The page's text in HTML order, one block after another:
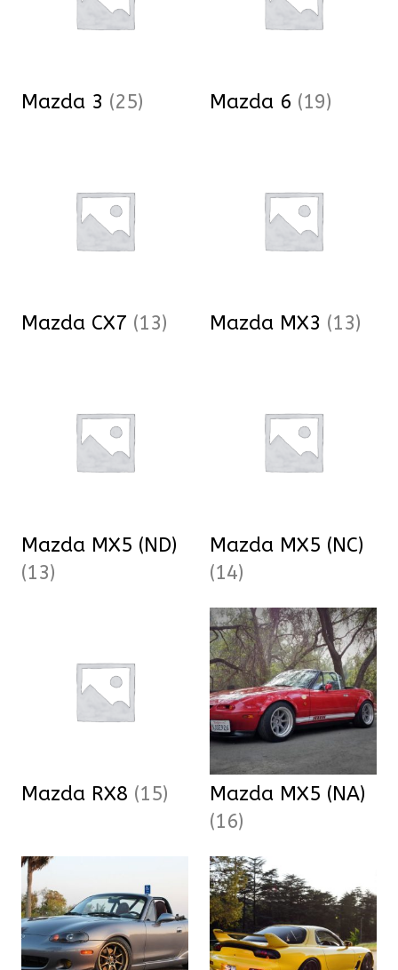
Mazda 3 (25) Mazda 6 (19)
Mazda CX7 (13) Mazda MX3 (13)
Mazda MX5 (ND)
(13)
Mazda MX5 (NC)
(14)
Mazda RX8 (15)
Mazda MX5 (NA)
(16)